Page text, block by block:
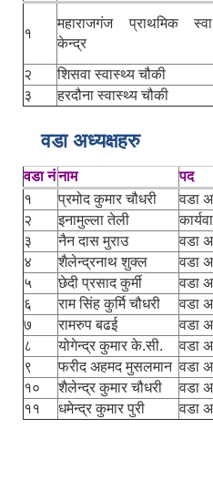
१
महाराजगंज प्राथमिक
केन्द्र
२
शिसवा स्वास्थ्य चौकी
३
हरदौना स्वास्थ्य चौकी
वडा अध्यक्षहरु
वडा नंनाम पद
१
प्रमोद कुमार चौधरी वडा
२
इनामुल्ला तेली
३
नैन दास मुराउ वडा
४
शैलेन्द्रनाथ शुक्ल वडा
५
छेदी प्रसाद कुर्मी वडा
६
राम सिंह कुर्मि चौधरी वडा
७
रामरुप बढई वडा
८
योगेन्द्र कुमार के.सी. वडा
९
फरीद अहमद मुसलमान वडा
१०
शैलेन्द्र कुमार चौधरी वडा
११
धमेन्द्र कुमार पुरी वडा